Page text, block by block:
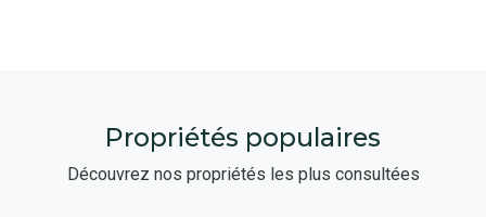
Propriétés populaires
Découvrez nos propriétés les plus consultées